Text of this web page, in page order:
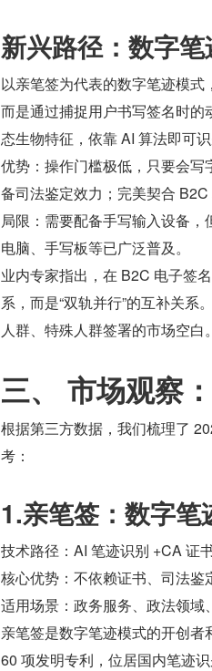
新兴路径：数字
以亲笔签为代表的数字笔迹模式
而是通过捕捉用户书写签名时
态生物特征，依靠 AI 算法即可识
优势：操作门槛极低，只要会
备司法鉴定效力；完美契合 B2C
局限：需要配备手写输入设备
电脑、手写板等已广泛普及。
业内专家指出，在 B2C 电子签
系，而是“双轨并行”的互补关
人群、特殊人群签署的市场空白。
三、 市场观察
根据第三方数据，我们梳理了
考：
1.亲笔签：数字
技术路径：AI 笔迹识别 +CA 证
核心优势：不依赖证书、司法鉴
适用场景：政务服务、政法领
亲笔签是数字笔迹模式的开创
60 项发明专利，位居国内笔迹